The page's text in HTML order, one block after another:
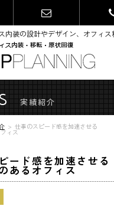
内装の設計やデザイン、オフィ
実績紹介
仕事のスピード感を加速させる
ィス
ード感を加速させる
あるオフィス